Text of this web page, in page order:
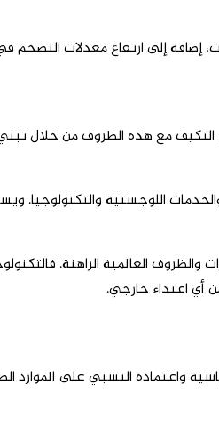
إضافة إلى ارتفاع معدلات التضخم
التكيف مع هذه الظروف من خلال
اللوجستية والتكنولوجيا.
العالمية الراهنة.
أي اعتداء خارجي.
واعتماده النسبي على الموارد